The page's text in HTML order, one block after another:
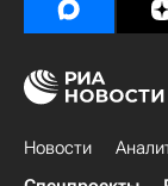
Новости